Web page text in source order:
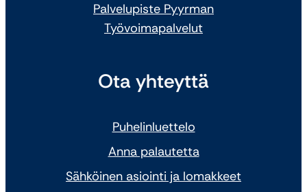
Palvelupiste Pyyrman
Työvoimapalvelut
Ota yhteyttä
Puhelinluettelo
Anna palautetta
Sähköinen asiointi ja lomakkeet